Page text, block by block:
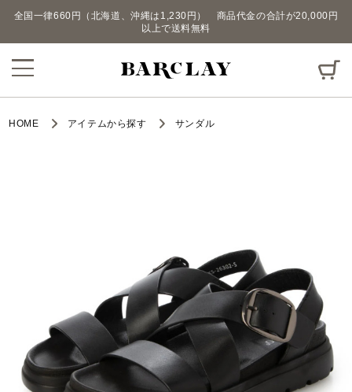
全国一律660円（北海道、沖縄は1,230円） 商品代金の合計が20,000円
以上で送料無料
HOME アイテムから探す サンダル